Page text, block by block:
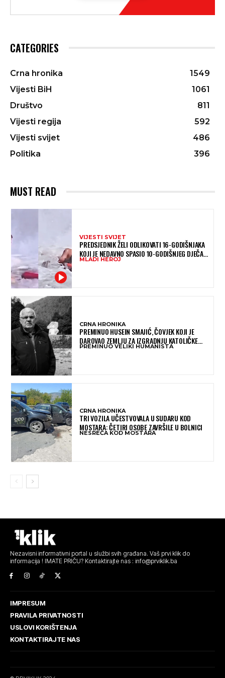
CATEGORIES
Crna hronika
1549
Vijesti BiH
1061
Društvo
811
Vijesti regija
592
Vijesti svijet
486
Politika
396
MUST READ
VIJESTI SVIJET
PREDSJEDNIK ŽELI ODLIKOVATI 16-GODIŠNJAKA
KOJI JE NEDAVNO SPASIO 10-GODIŠNJEG DJEČAKA
IZ SMRTONOSNIH VALOVA
MLADI HEROJ
CRNA HRONIKA
PREMINUO HUSEIN SMAJIĆ, ČOVJEK KOJI JE
DAROVAO ZEMLJU ZA IZGRADNJU KATOLIČKE
CRKVE U BUGOJNU
PREMINUO VELIKI HUMANISTA
CRNA HRONIKA
TRI VOZILA UČESTVOVALA U SUDARU KOD
MOSTARA: ČETIRI OSOBE ZAVRŠILE U BOLNICI
NESREĆA KOD MOSTARA
Nezavisni informativni portal u službi svih građana. Vaš prvi klik do
informacija ! IMATE PRIČU? Kontaktirajte nas : info@prviklik.ba
IMPRESUM
PRAVILA PRIVATNOSTI
USLOVI KORIŠTENJA
KONTAKTIRAJTE NAS